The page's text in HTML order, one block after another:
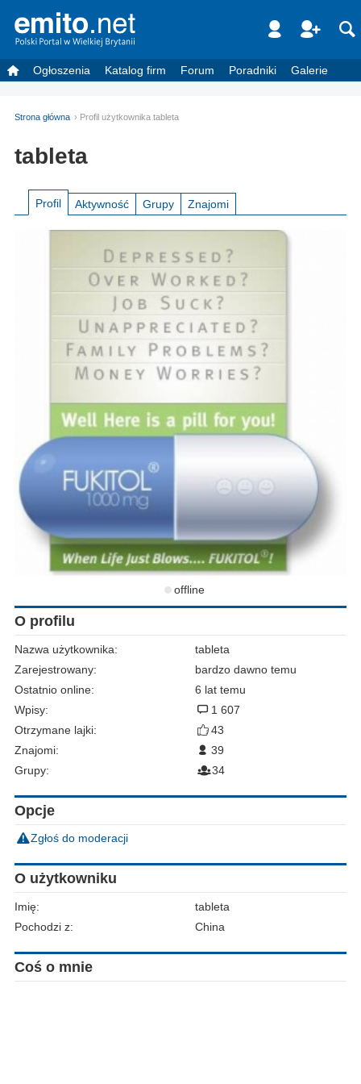
Ogłoszenia Katalog firm Forum Poradniki Galerie
Strona główna Profil użytkownika tableta
tableta
Profil Aktywność Grupy Znajomi
offline
O profilu
Nazwa użytkownika:
tableta
Zarejestrowany:
bardzo dawno temu
Ostatnio online:
6 lat temu
Wpisy:
1 607
Otrzymane lajki:
43
Znajomi:
39
Grupy:
34
Opcje
Zgłoś do moderacji
O użytkowniku
Imię:
tableta
Pochodzi z:
China
Coś o mnie